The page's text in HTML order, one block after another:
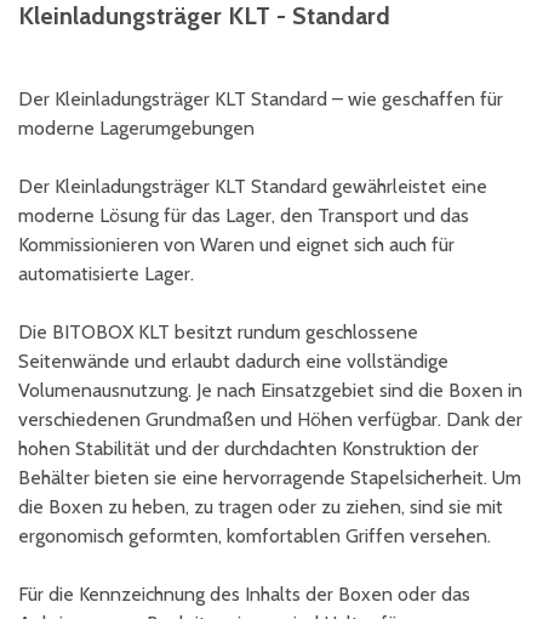
Kleinladungsträger KLT - Standard
Der Kleinladungsträger KLT Standard – wie geschaffen für
moderne Lagerumgebungen
Der Kleinladungsträger KLT Standard gewährleistet eine
moderne Lösung für das Lager, den Transport und das
Kommissionieren von Waren und eignet sich auch für
automatisierte Lager.
Die BITOBOX KLT besitzt rundum geschlossene
Seitenwände und erlaubt dadurch eine vollständige
Volumenausnutzung. Je nach Einsatzgebiet sind die Boxen in
verschiedenen Grundmaßen und Höhen verfügbar. Dank der
hohen Stabilität und der durchdachten Konstruktion der
Behälter bieten sie eine hervorragende Stapelsicherheit. Um
die Boxen zu heben, zu tragen oder zu ziehen, sind sie mit
ergonomisch geformten, komfortablen Griffen versehen.
Für die Kennzeichnung des Inhalts der Boxen oder das